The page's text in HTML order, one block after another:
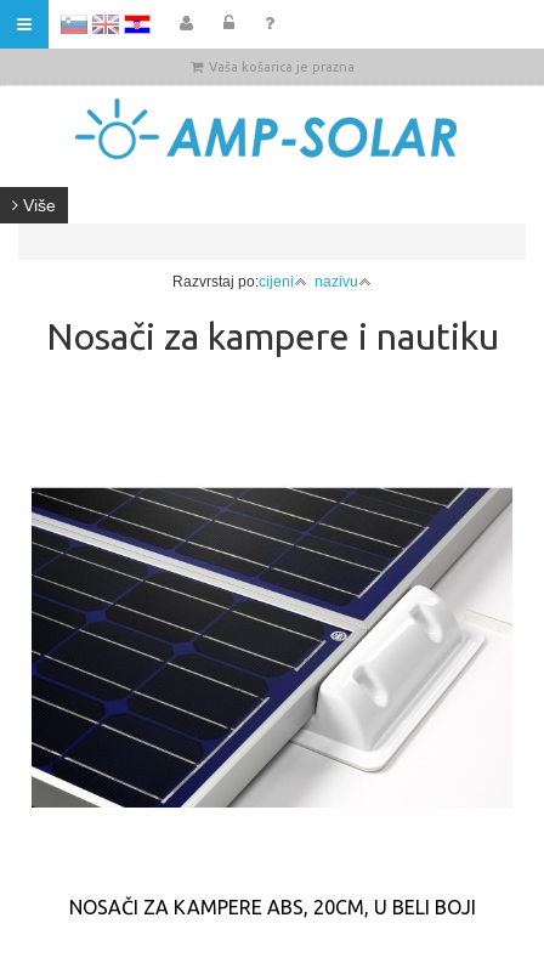
Vaša košarica je prazna
Više
Razvrstaj po:cijeni nazivu
Nosači za kampere i nautiku
NOSAČI ZA KAMPERE ABS, 20CM, U BELI BOJI